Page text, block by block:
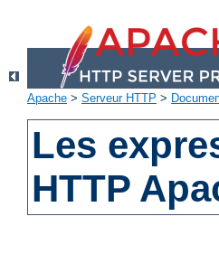
Apache > Serveur HTTP >
Les
HTTP